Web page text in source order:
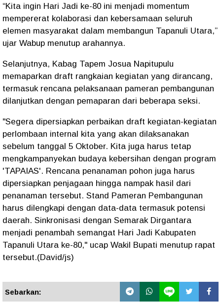
“Kita ingin Hari Jadi ke-80 ini menjadi momentum
mempererat kolaborasi dan kebersamaan seluruh
elemen masyarakat dalam membangun Tapanuli Utara,”
ujar Wabup menutup arahannya.
Selanjutnya, Kabag Tapem Josua Napitupulu
memaparkan draft rangkaian kegiatan yang dirancang,
termasuk rencana pelaksanaan pameran pembangunan
dilanjutkan dengan pemaparan dari beberapa seksi.
"Segera dipersiapkan perbaikan draft kegiatan-kegiatan
perlombaan internal kita yang akan dilaksanakan
sebelum tanggal 5 Oktober. Kita juga harus tetap
mengkampanyekan budaya kebersihan dengan program
'TAPAIAS'. Rencana penanaman pohon juga harus
dipersiapkan penjagaan hingga nampak hasil dari
penanaman tersebut. Stand Pameran Pembangunan
harus dilengkapi dengan data-data termasuk potensi
daerah. Sinkronisasi dengan Semarak Dirgantara
menjadi penambah semangat Hari Jadi Kabupaten
Tapanuli Utara ke-80," ucap Wakil Bupati menutup rapat
tersebut.(David/js)
Sebarkan: